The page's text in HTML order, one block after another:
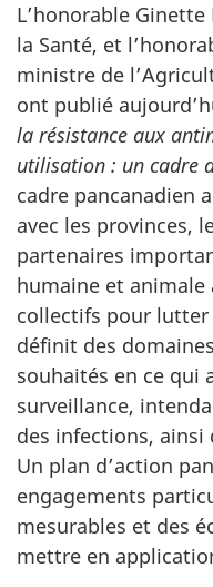
L’honorable
la Santé, et
ministre de
ont publié
la résistance aux
utilisation : un cadre
cadre pancanadien
avec les provinces,
partenaires
humaine et
collectifs pour lutter
définit des
souhaités en ce qui
surveillance,
des infections, ainsi
Un plan d’action
engagements
mesurables et des
mettre en